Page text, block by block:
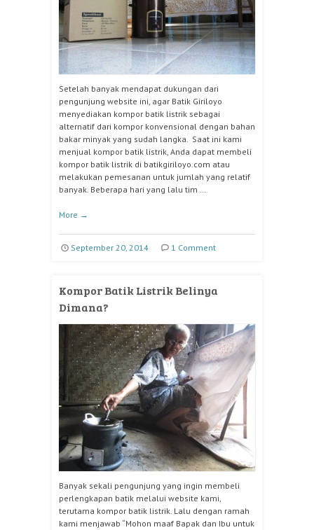
Setelah banyak mendapat dukungan dari
pengunjung website ini, agar Batik Giriloyo
menyediakan kompor batik listrik sebagai
alternatif dari kompor konvensional dengan bahan
bakar minyak yang sudah langka. Saat ini kami
menjual kompor batik listrik, Anda dapat membeli
kompor batik listrik di batikgiriloyo.com atau
melakukan pemesanan untuk jumlah yang relatif
banyak. Beberapa hari yang lalu tim …
More →
September 20, 2014 1 Comment
Kompor Batik Listrik Belinya
Dimana?
Banyak sekali pengunjung yang ingin membeli
perlengkapan batik melalui website kami,
terutama kompor batik listrik. Lalu dengan ramah
kami menjawab “Mohon maaf Bapak dan Ibu untuk